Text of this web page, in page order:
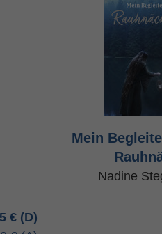
€
Mein
Nadine